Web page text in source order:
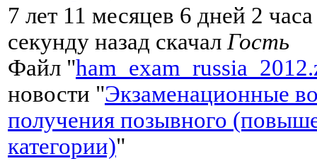
7 лет 11 месяцев 6 дней 2
секунду назад скачал Гость
Файл "
новости "Экзаменационные
получения позывного
категории)"